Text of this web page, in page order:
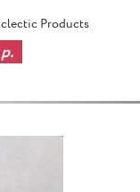
Products
р.